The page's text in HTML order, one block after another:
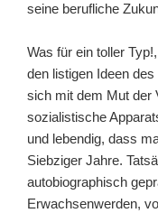
seine berufliche
Was für ein toller
den listigen Ideen
sich mit dem Mut der
sozialistische
und lebendig, dass
Siebziger Jahre.
autobiographisch
Erwachsenwerden,